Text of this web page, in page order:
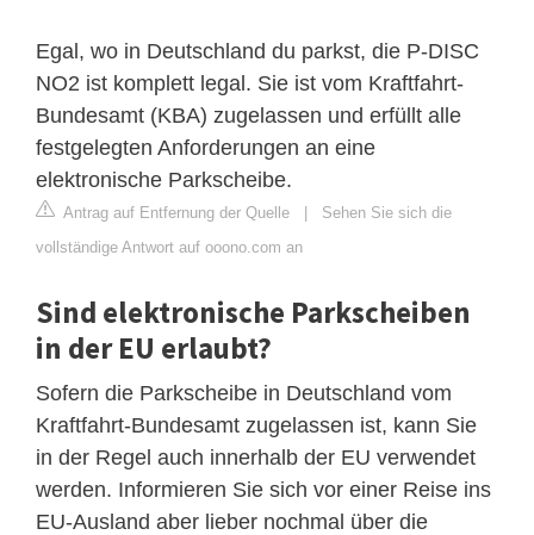
Egal, wo in Deutschland du parkst, die P-DISC
NO2 ist komplett legal. Sie ist vom Kraftfahrt-
Bundesamt (KBA) zugelassen und erfüllt alle
festgelegten Anforderungen an eine
elektronische Parkscheibe.
Antrag auf Entfernung der Quelle | Sehen Sie sich die
vollständige Antwort auf ooono.com an
Sind elektronische Parkscheiben
in der EU erlaubt?
Sofern die Parkscheibe in Deutschland vom
Kraftfahrt-Bundesamt zugelassen ist, kann Sie
in der Regel auch innerhalb der EU verwendet
werden. Informieren Sie sich vor einer Reise ins
EU-Ausland aber lieber nochmal über die